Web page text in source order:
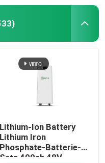
Lithium-Ion Battery
Lithium Iron
Phosphate-Batterie-
Satz 400ah 48V